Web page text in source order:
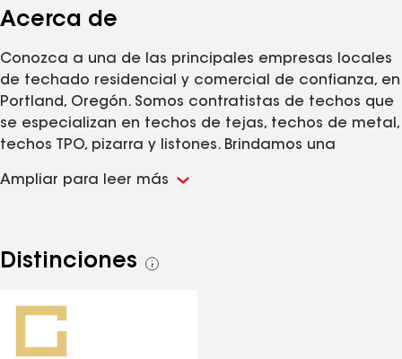
Acerca de
Conozca a una de las principales empresas locales
de techado residencial y comercial de confianza, en
Portland, Oregón. Somos contratistas de techos que
se especializan en techos de tejas, techos de metal,
techos TPO, pizarra y listones. Brindamos una
Oregón y Washington. Con más de 10 años de
Ampliar para leer más
Distinciones
Ver